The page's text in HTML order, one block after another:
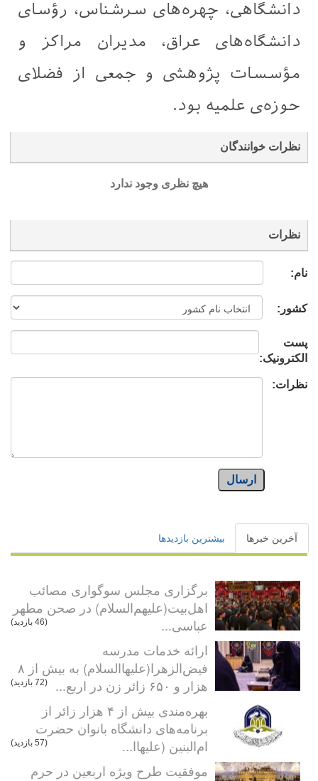
دانشگاهی، چهره‌های سرشناس، رؤسای
دانشگاه‌های عراق، مدیران مراکز و
مؤسسات پژوهشی و جمعی از فضلای
حوزه‌ی علمیه بود.
نظرات خوانندگان
هیچ نظری وجود ندارد
نظرات
نام:
کشور:
پست
الکترونیک:
نظرات:
ارسال
آخرین خبرها بیشترین بازدیدها
برگزاری مجلس سوگواری مصائب
اهل‌بیت(علیهم‌السلام) در صحن مطهر
عباسی...
(46 بازدید)
ارائه خدمات مدرسه
فیض‌الزهرا(علیهاالسلام) به بیش از ۸
هزار و ۶۵۰ زائر زن در اربع...
(72 بازدید)
بهره‌مندی بیش از ۴ هزار زائر از
برنامه‌های دانشگاه بانوان حضرت
ام‌البنین (علیهاا...
(57 بازدید)
موفقیت طرح ویژه اربعین در حرم